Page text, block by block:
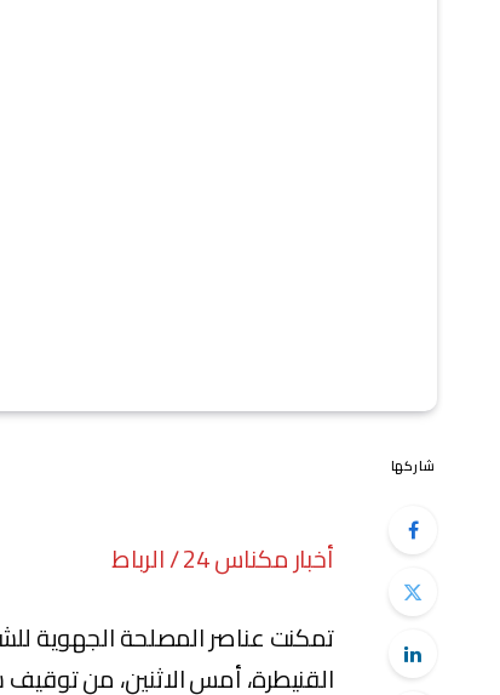
شاركها
أخبار مكناس 24 / الرباط
تمكنت عناصر المصلحة الجهوية